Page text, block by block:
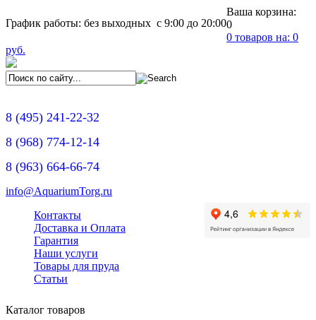
График работы: без выходных с 9:00 до 20:00
Ваша корзина:
0
0 товаров на: 0
руб.
8 (495) 241-22-32
8 (968) 774-12-14
8 (963) 664-66-74
info@AquariumTorg.ru
Контакты
Доставка и Оплата
Гарантия
Наши услуги
Товары для пруда
Статьи
Каталог товаров